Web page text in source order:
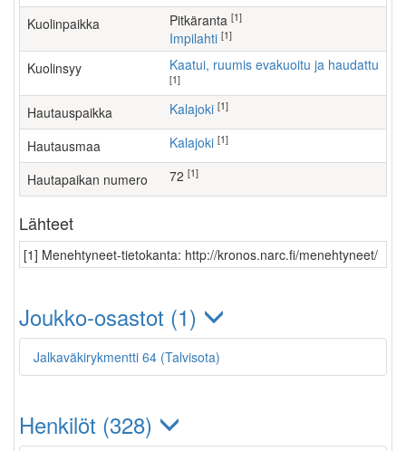
Kuolinpaikka Pitkäranta [1]
Impilahti [1]
Kuolinsyy Kaatui, ruumis evakuoitu ja haudattu
[1]
Hautauspaikka Kalajoki [1]
Hautausmaa Kalajoki [1]
Hautapaikan numero 72 [1]
Lähteet
[1] Menehtyneet-tietokanta: http://kronos.narc.fi/menehtyneet/
Joukko-osastot (1)
Jalkaväkirykmentti 64 (Talvisota)
Henkilöt (328)